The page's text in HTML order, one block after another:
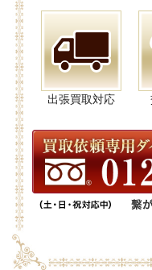
出張買取対応